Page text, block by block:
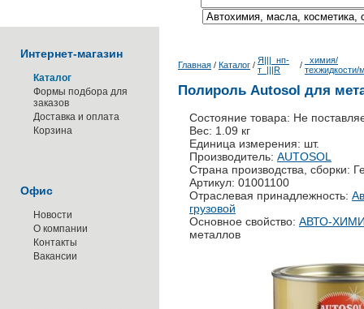
Интернет-магазин
Каталог
Формы подбора для
заказов
Доставка и оплата
Корзина
Офис
Новости
О компании
Контакты
Вакансии
Главная / Каталог / Я|||_нп-
т_|||R
/ _химия/
техжидкости/
Полироль Autosol для
Состояние товара: Не
Вес: 1.09 кг
Единица измерения: шт.
Производитель: AUTOSOL
Страна производства, сборки:
Артикул: 01001100
Отраслевая принадлежность:
грузовой
Основное свойство: АВТО-
металлов